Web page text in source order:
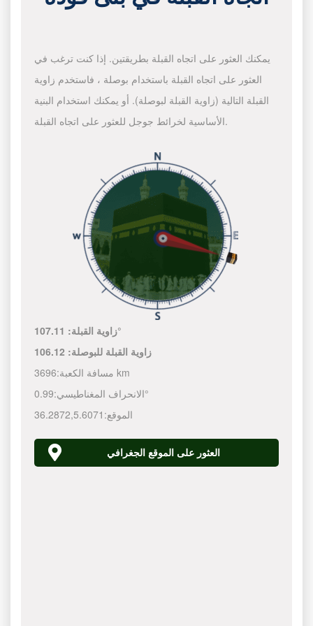
يمكنك العثور على اتجاه القبلة بطريقتين. إذا كنت ترغب في
العثور على اتجاه القبلة باستخدام بوصلة ، فاستخدم زاوية
القبلة التالية (زاوية القبلة لبوصلة). أو يمكنك استخدام البنية
الأساسية لخرائط جوجل للعثور على اتجاه القبلة.
زاوية القبلة:107.11°
زاوية القبلة للبوصلة: 106.12
مسافة الكعبة: 3696 km
الانحراف المغناطيسي:0.99°
الموقع:
36.2872,5.6071
العثور على الموقع الجغرافي